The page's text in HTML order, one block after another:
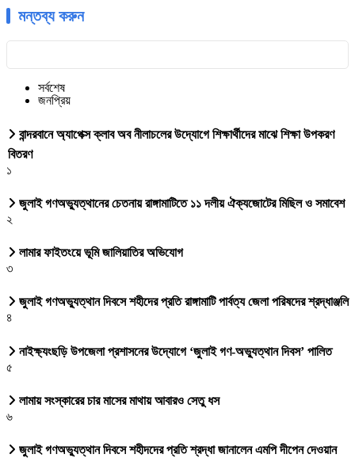
মন্তব্য করুন
সর্বশেষ
জনপ্রিয়
বান্দরবানে অ্যাপেক্স ক্লাব অব নীলাচলের উদ্যোগে শিক্ষার্থীদের মাঝে শিক্ষা উপকরণ
বিতরণ
১
জুলাই গণঅভ্যুত্থানের চেতনায় রাঙ্গামাটিতে ১১ দলীয় ঐক্যজোটের মিছিল ও সমাবেশ
২
লামার ফাইতংয়ে ভূমি জালিয়াতির অভিযোগ
৩
জুলাই গণঅভ্যুত্থান দিবসে শহীদের প্রতি রাঙ্গামাটি পার্বত্য জেলা পরিষদের শ্রদ্ধাঞ্জলি
৪
নাইক্ষ্যংছড়ি উপজেলা প্রশাসনের উদ্যোগে ‘জুলাই গণ-অভ্যুত্থান দিবস’ পালিত
৫
লামায় সংস্কারের চার মাসের মাথায় আবারও সেতু ধস
৬
জুলাই গণঅভ্যুত্থান দিবসে শহীদদের প্রতি শ্রদ্ধা জানালেন এমপি দীপেন দেওয়ান